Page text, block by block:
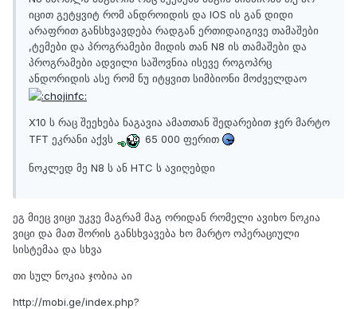
იცით გეტყვიტ რომ ანდროიდის და IOS ის გან დიდი
არაფრით განსხვავდება რადგან ერთიდაიგივე თამაშები
,ტემები და პროგრამები მიდის თან N8 ის თამაშები და
პროგრამები ადვილი საშოვნია ისევე როგოპრც
ანდორიდის ასე რომ ნუ იტყვით სიმბიონი მოძველდაო
X10 ს რაც შეეხება ნაგავია ამათთან შედარებით ჯერ მარტო
TFT ეკრანი აქვს
65 000 ფერით
ნოკლედ მე N8 ს ან HTC ს ავიღებდი
ეგ მიეც ვიცი უკვე მაგრამ მაგ ორიდან რომელი ავიხო ნოკია
ვიცი და მათ შორის განსხვავება ხო მარტო ოპერაციული
სისტემაა და სხვა
თი სულ ნოკია ჯობია აი
http://mobi.ge/index.php?